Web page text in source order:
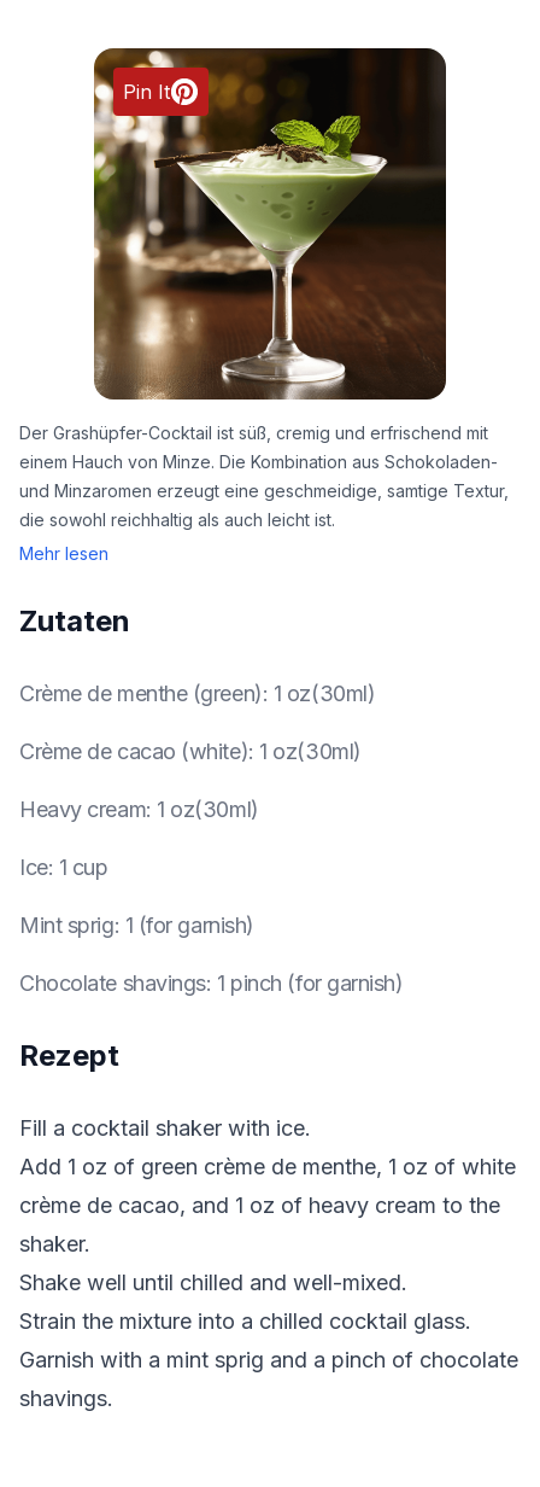
Pin It
Der Grashüpfer-Cocktail ist süß, cremig und erfrischend mit
einem Hauch von Minze. Die Kombination aus Schokoladen-
und Minzaromen erzeugt eine geschmeidige, samtige Textur,
die sowohl reichhaltig als auch leicht ist.
Mehr lesen
Zutaten
Crème de menthe (green): 1 oz(30ml)
Crème de cacao (white): 1 oz(30ml)
Heavy cream: 1 oz(30ml)
Ice: 1 cup
Mint sprig: 1 (for garnish)
Chocolate shavings: 1 pinch (for garnish)
Rezept
Fill a cocktail shaker with ice.
Add 1 oz of green crème de menthe, 1 oz of white
crème de cacao, and 1 oz of heavy cream to the
shaker.
Shake well until chilled and well-mixed.
Strain the mixture into a chilled cocktail glass.
Garnish with a mint sprig and a pinch of chocolate
shavings.